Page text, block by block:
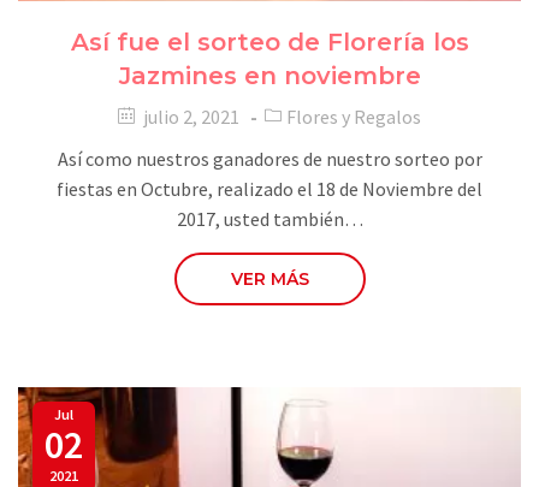
Así fue el sorteo de Florería los
Jazmines en noviembre
julio 2, 2021
Flores y Regalos
Así como nuestros ganadores de nuestro sorteo por
fiestas en Octubre, realizado el 18 de Noviembre del
2017, usted también…
VER MÁS
02
Jul
2021